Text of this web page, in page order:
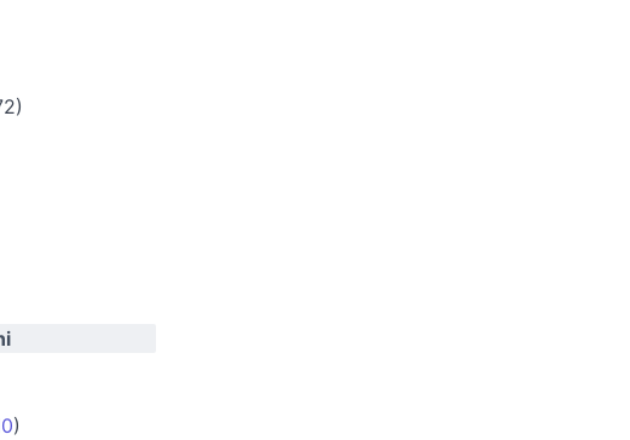
)